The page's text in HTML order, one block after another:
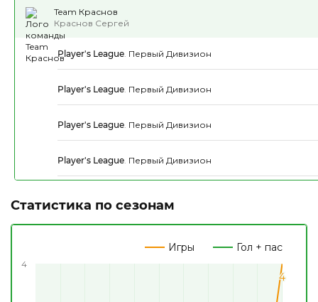
Team Краснов
Краснов Сергей
Player's League. Первый Дивизион
Player's League. Первый Дивизион
Player's League. Первый Дивизион
Player's League. Первый Дивизион
Статистика по сезонам
Игры Гол + пас
4
4
4